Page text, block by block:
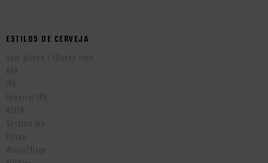
ESTILOS DE CERVEJA
Sem glúten / Gluten Free
APA
IPA
Imperial IPA
NEIPA
Session Ipa
Pilsen
Weiss/Trigo